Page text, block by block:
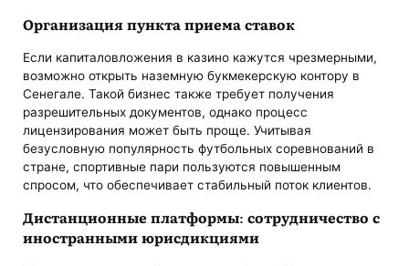
Организация пункта приема ставок
Если капиталовложения в казино кажутся чрезмерными,
возможно открыть наземную букмекерскую контору в
Сенегале. Такой бизнес также требует получения
разрешительных документов, однако процесс
лицензирования может быть проще. Учитывая
безусловную популярность футбольных соревнований в
стране, спортивные пари пользуются повышенным
спросом, что обеспечивает стабильный поток клиентов.
Дистанционные платформы: сотрудничество с
иностранными юрисдикциями